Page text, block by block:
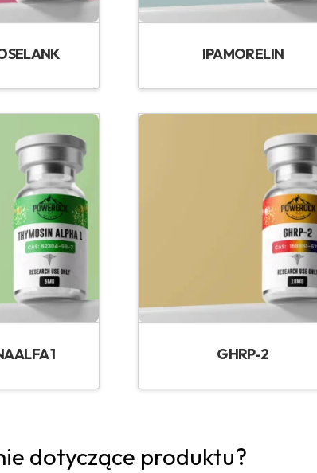
IPAMORELIN
ALFA 1 GHRP-2
dotyczące produktu?